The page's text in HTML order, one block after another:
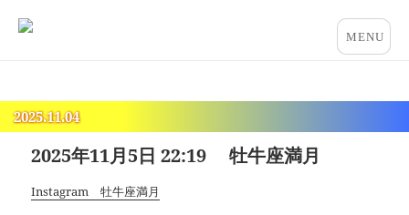
2025.11.04
2025年11月5日 22:19 牡牛座満月
Instagram 牡牛座満月